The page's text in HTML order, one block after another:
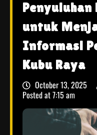
Penyuluhan
untuk
Informasi
Kubu Raya
October 13, 2025
Posted at7:15 am